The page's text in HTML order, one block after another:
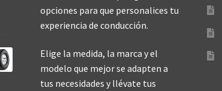
opciones para que personalices tu
experiencia de conducción.
Elige la medida, la marca y el
modelo que mejor se adapten a
tus necesidades y llévate tus